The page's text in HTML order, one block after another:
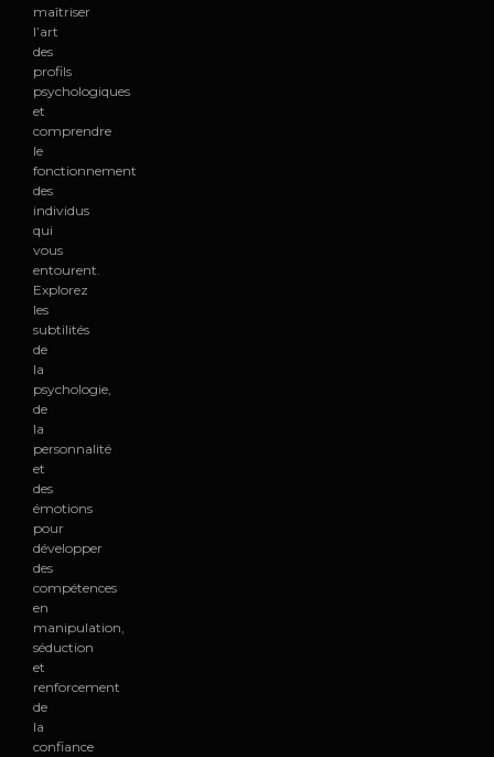
maîtriser
l’art
des
profils
psychologiques
et
comprendre
le
fonctionnement
des
individus
qui
vous
entourent.
Explorez
les
subtilités
de
la
psychologie,
de
la
personnalité
et
des
émotions
pour
développer
des
compétences
en
manipulation,
séduction
et
renforcement
de
la
confiance